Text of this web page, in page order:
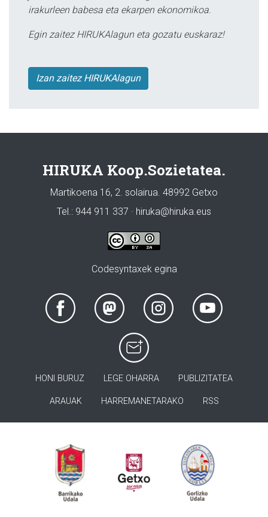
irakurleen babesa eta ekarpen ekonomikoa.
Egin zaitez HIRUKAlagun eta gozatu euskaraz!
Izan zaitez HIRUKAlagun
HIRUKA Koop.Sozietatea.
Martikoena 16, 2. solairua. 48992 Getxo
Tel.: 944 911 337 · hiruka@hiruka.eus
Codesyntaxek egina
HONI BURUZ LEGE OHARRA PUBLIZITATEA
ARAUAK HARREMANETARAKO RSS